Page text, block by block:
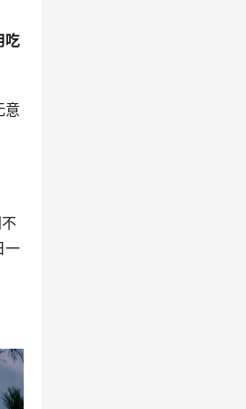
吃
意
一